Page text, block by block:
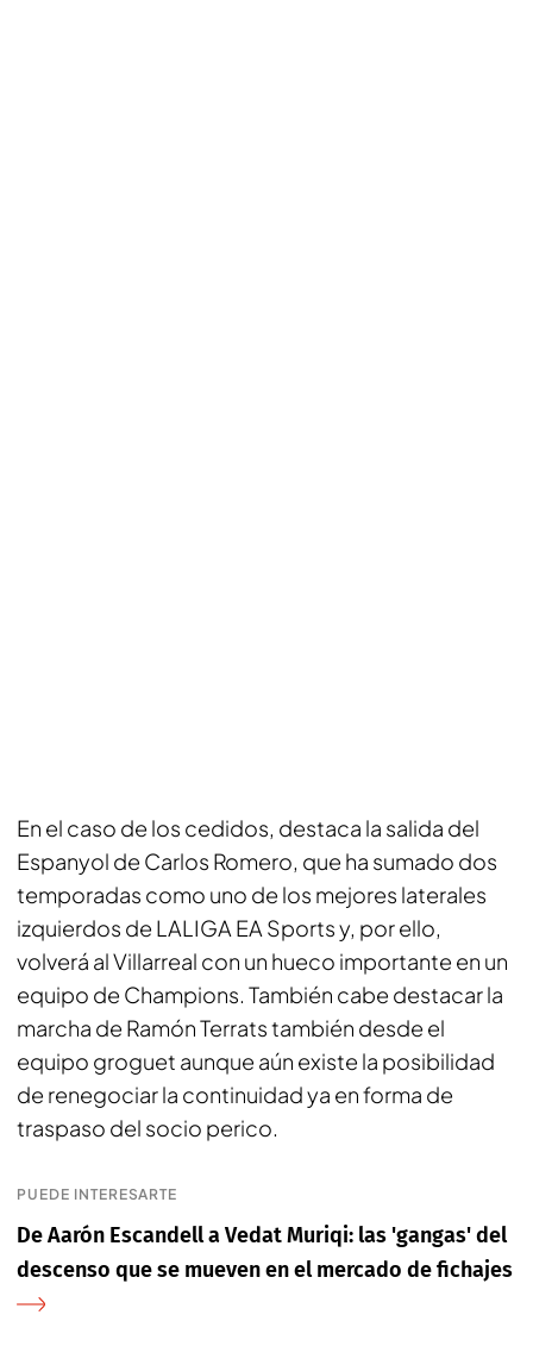
En el caso de los cedidos, destaca la salida del
Espanyol de Carlos Romero, que ha sumado dos
temporadas como uno de los mejores laterales
izquierdos de LALIGA EA Sports y, por ello,
volverá al Villarreal con un hueco importante en un
equipo de Champions. También cabe destacar la
marcha de Ramón Terrats también desde el
equipo groguet aunque aún existe la posibilidad
de renegociar la continuidad ya en forma de
traspaso del socio perico.
PUEDE INTERESARTE
De Aarón Escandell a Vedat Muriqi: las 'gangas' del
descenso que se mueven en el mercado de fichajes